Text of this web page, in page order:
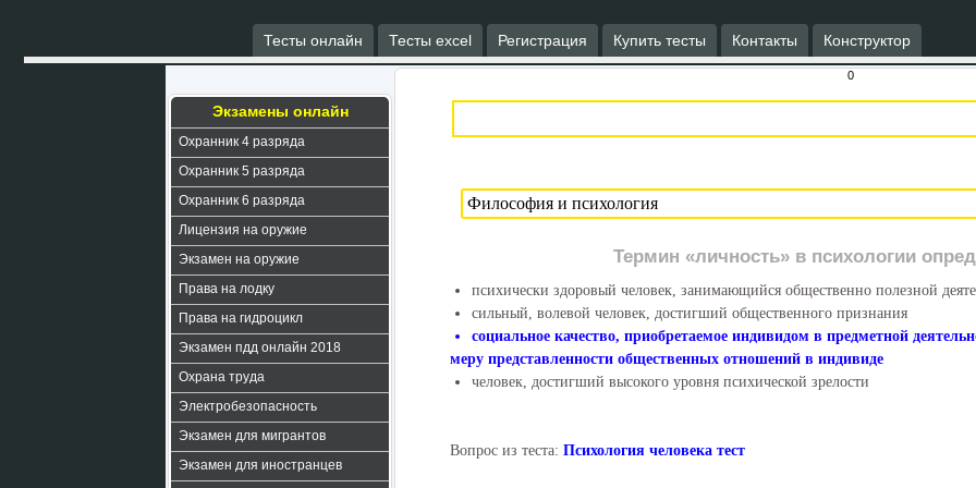
Тесты онлайн Тесты excel Регистрация Купить тесты Контакты Конструктор
Экзамены онлайн
Охранник 4 разряда
Охранник 5 разряда
Охранник 6 разряда
Лицензия на оружие
Экзамен на оружие
Права на лодку
Права на гидроцикл
Экзамен пдд онлайн 2018
Охрана труда
Электробезопасность
Экзамен для мигрантов
Экзамен для иностранцев
0
Термин «личность» в психологии
психически здоровый человек, занимающийся общественно полезной
сильный, волевой человек, достигший общественного признания
социальное качество, приобретаемое индивидом в предметной
меру представленности общественных отношений в индивиде
человек, достигший высокого уровня психической зрелости
Вопрос из теста: Психология человека тест